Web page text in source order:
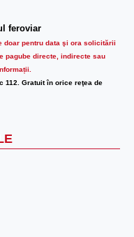
feroviar
doar pentru data şi ora solicitării
pagube directe, indirecte sau
112. Gratuit în orice reţea de